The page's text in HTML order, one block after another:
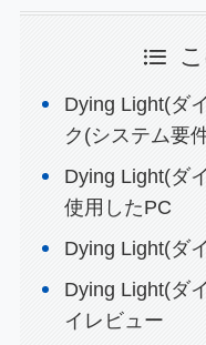
Dying Light(ダ
ク(システム要
Dying Light(ダ
使用したPC
Dying Light(ダ
Dying Light(ダ
イレビュー